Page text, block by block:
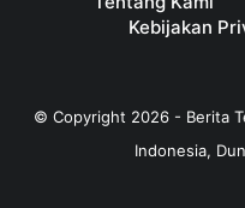
Kebijakan
© Copyright 2026- Berita
Indonesia,